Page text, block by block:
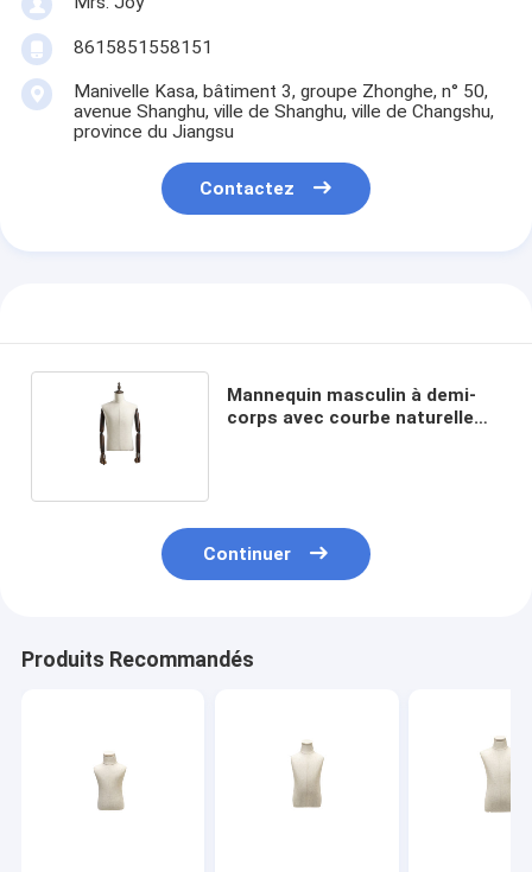
8615851558151
Manivelle Kasa, bâtiment 3, groupe Zhonghe, n° 50,
avenue Shanghu, ville de Shanghu, ville de Changshu,
province du Jiangsu
Contactez
Mannequin masculin à demi-
corps avec courbe naturelle
Continuer
Produits Recommandés